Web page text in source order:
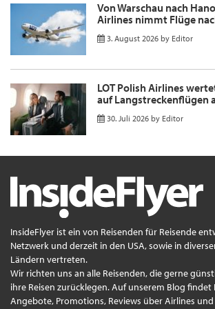
Von Warschau nach
Airlines nimmt Flüge
3. August 2026 by Editor
LOT Polish Airlines
auf Langstreckenflügen
30. Juli 2026 by Editor
InsideFlyer ist ein von Reisenden für Reisende
Netzwerk und derzeit in den USA, sowie in
Ländern vertreten.
Wir richten uns an alle Reisenden, die gerne
ihre Reisen zurücklegen. Auf unserem Blog findet
Angebote, Promotions, Reviews über Airlines und